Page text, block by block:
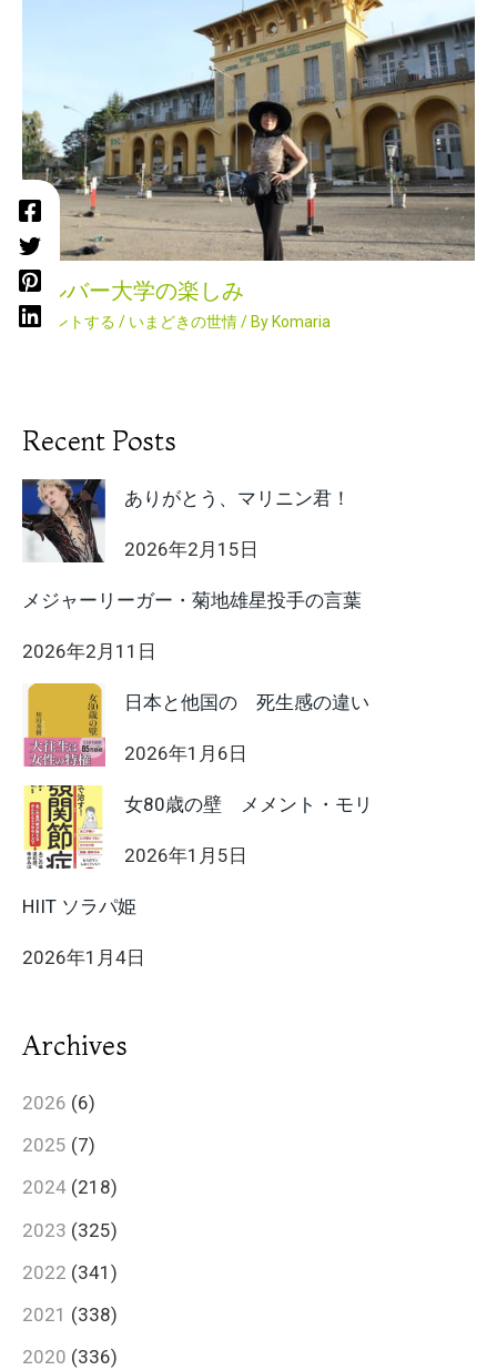
シルバー大学の楽しみ
コメントする / いまどきの世情/ By Komaria
Recent Posts
ありがとう、マリニン君！
2026年2月15日
メジャーリーガー・菊地雄星投手の言葉
2026年2月11日
日本と他国の 死生感の違い
2026年1月6日
女80歳の壁 メメント・モリ
2026年1月5日
HIIT ソラパ姫
2026年1月4日
Archives
2026 (6)
2025 (7)
2024 (218)
2023 (325)
2022 (341)
2021 (338)
2020 (336)